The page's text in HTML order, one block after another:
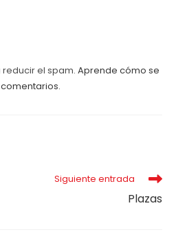
reducir el spam. Aprende cómo se
Siguiente entrada
Plazas